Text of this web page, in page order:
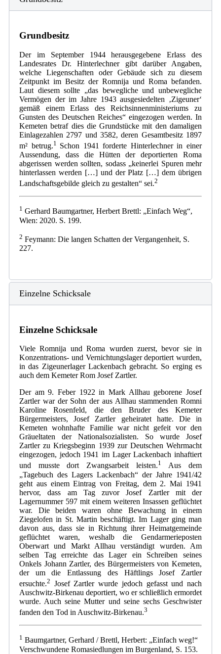
Grundbesitz
Der im September 1944 herausgegebene Erlass des
Landesrates Dr. Hinterlechner gibt darüber Angaben,
welche Liegenschaften oder Gebäude sich zu diesem
Zeitpunkt im Besitz der Romnija und Roma befanden.
Laut diesem sollte „das bewegliche und unbewegliche
Vermögen der im Jahre 1943 ausgesiedelten ‚Zigeuner‘
gemäß einem Erlass des Reichsinnenministeriums zu
Gunsten des Deutschen Reiches“ eingezogen werden. In
Kemeten betraf dies die Grundstücke mit den damaligen
Einlagezahlen 2797 und 3582, deren Gesamtbesitz 1897
m² betrug.1 Schon 1941 forderte Hinterlechner in einer
Aussendung, dass die Hütten der deportierten Roma
abgerissen werden sollten, sodass „keinerlei Spuren mehr
hinterlassen werden […] und der Platz […] dem übrigen
Landschaftsgebilde gleich zu gestalten“ sei.2
1 Gerhard Baumgartner, Herbert Brettl: „Einfach Weg“,
Wien: 2020. S. 199.
2 Feymann: Die langen Schatten der Vergangenheit, S.
227.
Einzelne Schicksale
Einzelne Schicksale
Viele Romnija und Roma wurden zuerst, bevor sie in
Konzentrations- und Vernichtungslager deportiert wurden,
in das Zigeunerlager Lackenbach gebracht. So erging es
auch dem Kemeter Rom Josef Zartler.
Der am 9. Feber 1922 in Mark Allhau geborene Josef
Zartler war der Sohn der aus Allhau stammenden Romni
Karoline Rosenfeld, die den Bruder des Kemeter
Bürgermeisters, Josef Zartler geheiratet hatte. Die in
Kemeten wohnhafte Familie war nicht gefeit vor den
Gräueltaten der Nationalsozialisten. So wurde Josef
Zartler zu Kriegsbeginn 1939 zur Deutschen Wehrmacht
eingezogen, jedoch 1941 im Lager Lackenbach inhaftiert
und musste dort Zwangsarbeit leisten.1
Aus dem
„Tagebuch des Lagers Lackenbach“ der Jahre 1941/42
geht aus einem Eintrag von Freitag, dem 2. Mai 1941
hervor, dass am Tag zuvor Josef Zartler mit der
Lagernummer 597 mit einem weiteren Insassen geflüchtet
war. Die beiden waren ohne Bewachung in einem
Ziegelofen in St. Martin beschäftigt. Im Lager ging man
davon aus, dass sie in Richtung ihrer Heimatgemeinde
geflüchtet waren, weshalb die Gendarmerieposten
Oberwart und Markt Allhau verständigt wurden. Am
selben Tag erreichte das Lager ein Schreiben seines
Onkels Johann Zartler, des Bürgermeisters von Kemeten,
der um die Entlassung des Häftlings Josef Zartler
ersuchte.2 Josef Zartler wurde jedoch gefasst und nach
Auschwitz-Birkenau deportiert, wo er schließlich ermordet
wurde. Auch seine Mutter und seine sechs Geschwister
fanden den Tod in Auschwitz-Birkenau.3
1 Baumgartner, Gerhard / Brettl, Herbert: „Einfach weg!“
Verschwundene Romasiedlungen im Burgenland, S. 153.